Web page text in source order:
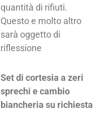
quantità di rifiuti.
Questo e molto altro
sarà oggetto di
riflessione
Set di cortesia a zeri
sprechi e cambio
biancheria su richiesta